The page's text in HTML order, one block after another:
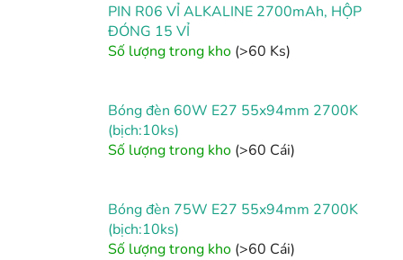
PIN R06 VỈ ALKALINE 2700mAh, HỘP
ĐÓNG 15 VỈ
Số lượng trong kho (>60 Ks)
Bóng đèn 60W E27 55x94mm 2700K
(bịch:10ks)
Số lượng trong kho (>60 Cái)
Bóng đèn 75W E27 55x94mm 2700K
(bịch:10ks)
Số lượng trong kho (>60 Cái)